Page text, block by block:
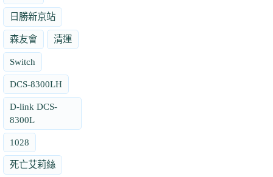
日勝新京站
森友會 清運
Switch
DCS-8300LH
D-link DCS-
8300L
1028
死亡艾莉絲